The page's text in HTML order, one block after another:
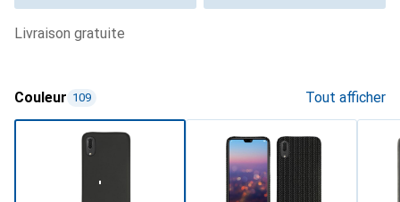
livraison gratuite
Couleur 109 Tout afficher